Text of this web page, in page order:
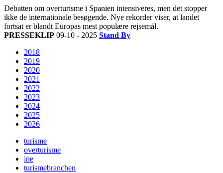
Debatten om overturisme i Spanien intensiveres, men det stopper
ikke de internationale besøgende. Nye rekorder viser, at landet
fortsat er blandt Europas mest populære rejsemål.
PRESSEKLIP 09-10 - 2025 Stand By
2018
2019
2020
2021
2022
2023
2024
2025
2026
turisme
overturisme
ine
turismebranchen